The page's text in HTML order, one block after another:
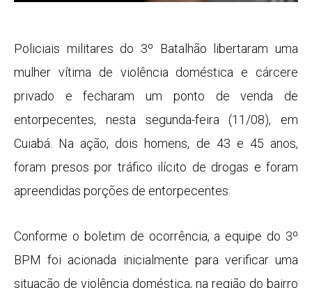
Policiais militares do 3º Batalhão libertaram uma
mulher vítima de violência doméstica e cárcere
privado e fecharam um ponto de venda de
entorpecentes, nesta segunda-feira (11/08), em
Cuiabá. Na ação, dois homens, de 43 e 45 anos,
foram presos por tráfico ilícito de drogas e foram
apreendidas porções de entorpecentes.
Conforme o boletim de ocorrência, a equipe do 3º
BPM foi acionada inicialmente para verificar uma
situação de violência doméstica, na região do bairro